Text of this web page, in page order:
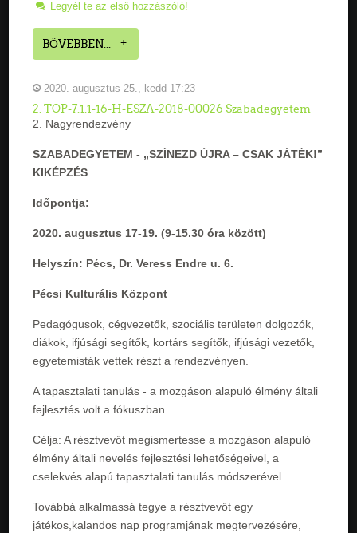
Legyél te az első hozzászóló!
BŐVEBBEN...
2020. augusztus 25., kedd 17:23
2. TOP-7.1.1-16-H-ESZA-2018-00026 Szabadegyetem
2. Nagyrendezvény
SZABADEGYETEM - „SZÍNEZD ÚJRA – CSAK JÁTÉK!”
KIKÉPZÉS
Időpontja:
2020. augusztus 17-19. (9-15.30 óra között)
Helyszín: Pécs, Dr. Veress Endre u. 6.
Pécsi Kulturális Központ
Pedagógusok, cégvezetők, szociális területen dolgozók,
diákok, ifjúsági segítők, kortárs segítők, ifjúsági vezetők,
egyetemisták vettek részt a rendezvényen.
A tapasztalati tanulás - a mozgáson alapuló élmény általi
fejlesztés volt a fókuszban
Célja: A résztvevőt megismertesse a mozgáson alapuló
élmény általi nevelés fejlesztési lehetőségeivel, a
cselekvés alapú tapasztalati tanulás módszerével.
Továbbá alkalmassá tegye a résztvevőt egy
játékos,kalandos nap programjának megtervezésére,